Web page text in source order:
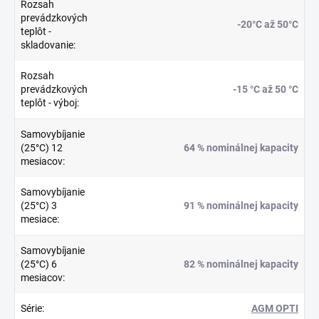
Rozsah
prevádzkových
teplôt -
skladovanie:
-20°C až 50°C
Rozsah
prevádzkových
teplôt - výboj:
-15 °C až 50 °C
Samovybíjanie
(25°C) 12
mesiacov:
64 % nominálnej kapacity
Samovybíjanie
(25°C) 3
mesiace:
91 % nominálnej kapacity
Samovybíjanie
(25°C) 6
mesiacov:
82 % nominálnej kapacity
Série: AGM OPTI